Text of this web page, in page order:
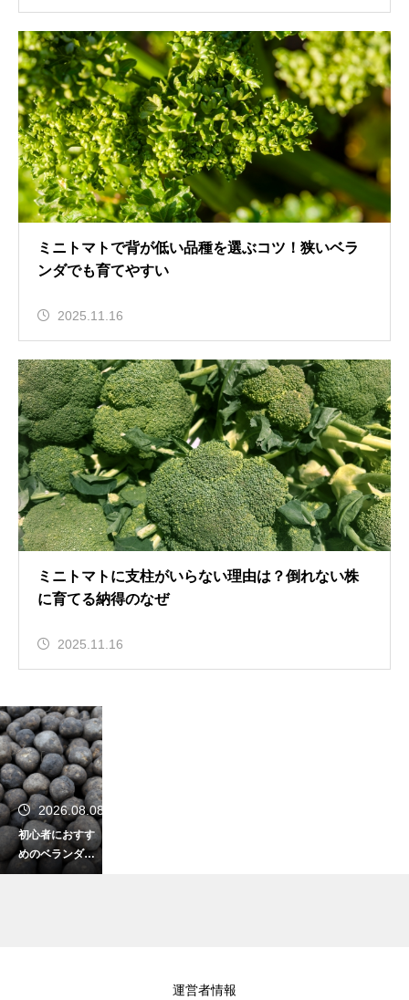
ミニトマトで背が低い品種を選ぶコツ！狭いベラ
ンダでも育てやすい
2025.11.16
ミニトマトに支柱がいらない理由は？倒れない株
に育てる納得のなぜ
2025.11.16
2026.08.08
初心者におすす
めのベランダ菜
園の方法！プラ
運営者情報